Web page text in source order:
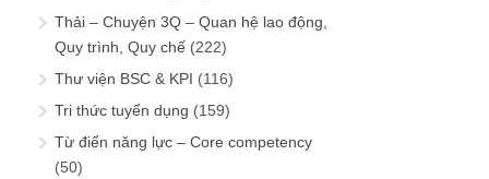
Thải – Chuyện 3Q – Quan hệ lao động,
Quy trình, Quy chế (222)
Thư viện BSC & KPI (116)
Tri thức tuyển dụng (159)
Từ điển năng lực – Core competency
(50)